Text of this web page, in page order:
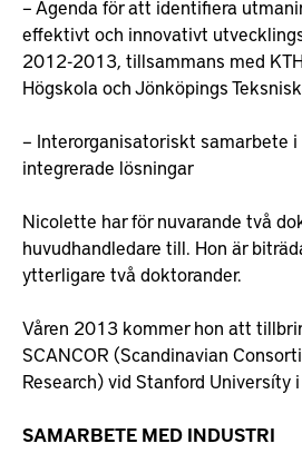
– Agenda för att identifiera
effektivt och innovativt
2012-2013, tillsammans med
Högskola och Jönköpings
– Interorganisatoriskt samarbete
integrerade lösningar
Nicolette har för nuvarande två
huvudhandledare till. Hon är
ytterligare två doktorander.
Våren 2013 kommer hon att
SCANCOR (Scandinavian
Research) vid Stanford Universíty
SAMARBETE MED INDUSTRI